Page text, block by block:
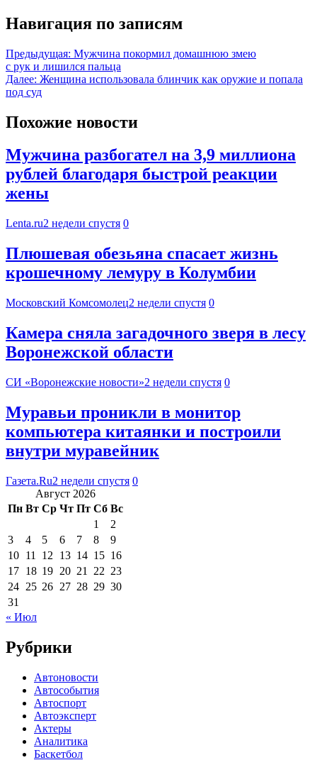
Навигация по записям
Предыдущая: Мужчина покормил домашнюю змею
с рук и лишился пальца
Далее: Женщина использовала блинчик как оружие и попала
под суд
Похожие новости
Мужчина разбогател на 3,9 миллиона
рублей благодаря быстрой реакции
жены
Lenta.ru2 недели спустя 0
Плюшевая обезьяна спасает жизнь
крошечному лемуру в Колумбии
Московский Комсомолец2 недели спустя 0
Камера сняла загадочного зверя в лесу
Воронежской области
СИ «Воронежские новости»2 недели спустя 0
Муравьи проникли в монитор
компьютера китаянки и построили
внутри муравейник
Газета.Ru2 недели спустя 0
Август 2026
Пн Вт Ср Чт Пт Сб Вс
1
2
3
4 5 6 7 8
9
10 11 12 13 14 15 16
17 18 19 20 21 22 23
24 25 26 27 28 29 30
31
« Июл
Рубрики
Автоновости
Автособытия
Автоспорт
Автоэксперт
Актеры
Аналитика
Баскетбол